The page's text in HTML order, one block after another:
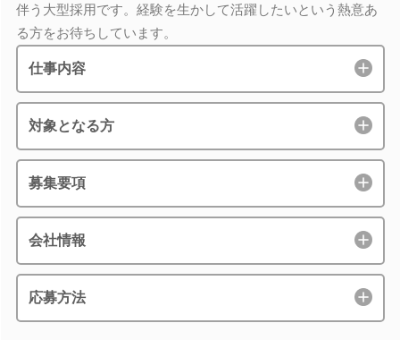
伴う大型採用です。経験を生かして活躍したいという熱意あ
る方をお待ちしています。
仕事内容
対象となる方
募集要項
会社情報
応募方法